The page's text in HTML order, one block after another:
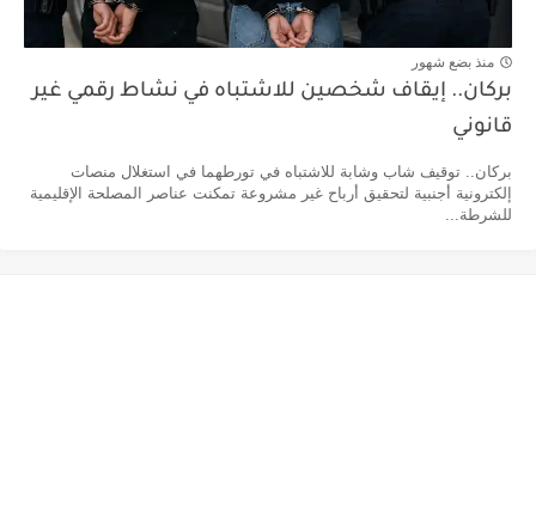
منذ بضع شهور
بركان.. إيقاف شخصين للاشتباه في نشاط رقمي غير
قانوني
بركان.. توقيف شاب وشابة للاشتباه في تورطهما في استغلال منصات
إلكترونية أجنبية لتحقيق أرباح غير مشروعة تمكنت عناصر المصلحة الإقليمية
للشرطة...